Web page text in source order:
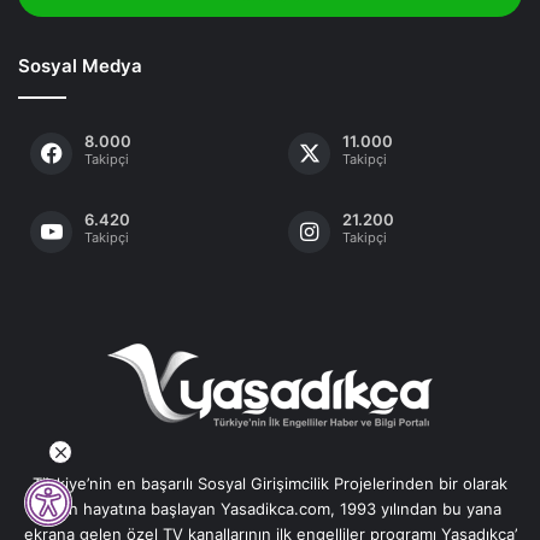
Sosyal Medya
8.000
Takipçi
11.000
Takipçi
6.420
Takipçi
21.200
Takipçi
Türkiye’nin en başarılı Sosyal Girişimcilik Projelerinden bir olarak
yayın hayatına başlayan Yasadikca.com, 1993 yılından bu yana
ekrana gelen özel TV kanallarının ilk engelliler programı Yaşadıkça’